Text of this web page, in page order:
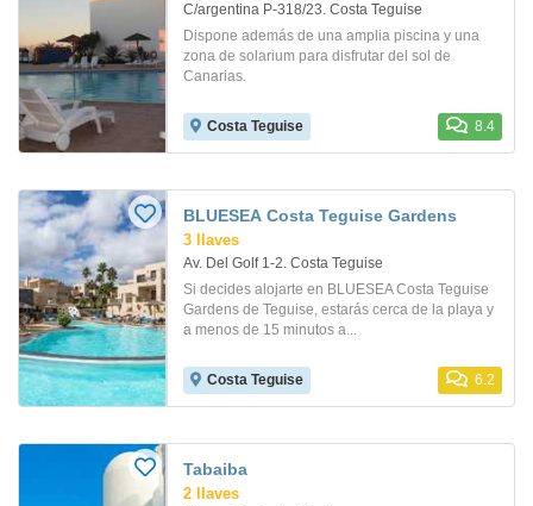
C/argentina P-318/23. Costa Teguise
Dispone además de una amplia piscina y una
zona de solarium para disfrutar del sol de
Canarias.
Costa Teguise 8.4
BLUESEA Costa Teguise Gardens
3 llaves
Av. Del Golf 1-2. Costa Teguise
Si decides alojarte en BLUESEA Costa Teguise
Gardens de Teguise, estarás cerca de la playa y
a menos de 15 minutos a...
Costa Teguise 6.2
Tabaiba
2 llaves